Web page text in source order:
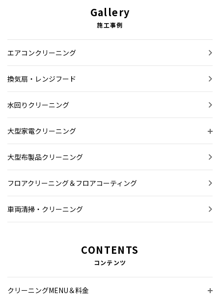
Gallery
施工事例
エアコンクリーニング
換気扇・レンジフード
水回りクリーニング
大型家電クリーニング
大型布製品クリーニング
フロアクリーニング＆フロアコーティング
車両清掃・クリーニング
CONTENTS
コンテンツ
クリーニングMENU＆料金